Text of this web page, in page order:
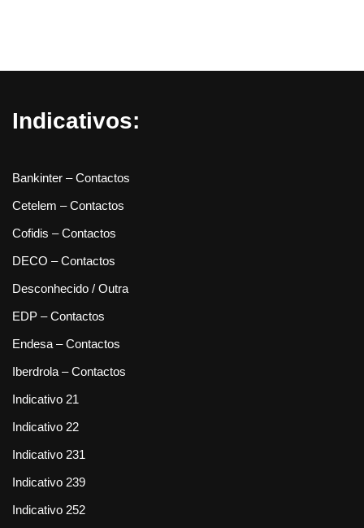
Indicativos:
Bankinter – Contactos
Cetelem – Contactos
Cofidis – Contactos
DECO – Contactos
Desconhecido / Outra
EDP – Contactos
Endesa – Contactos
Iberdrola – Contactos
Indicativo 21
Indicativo 22
Indicativo 231
Indicativo 239
Indicativo 252